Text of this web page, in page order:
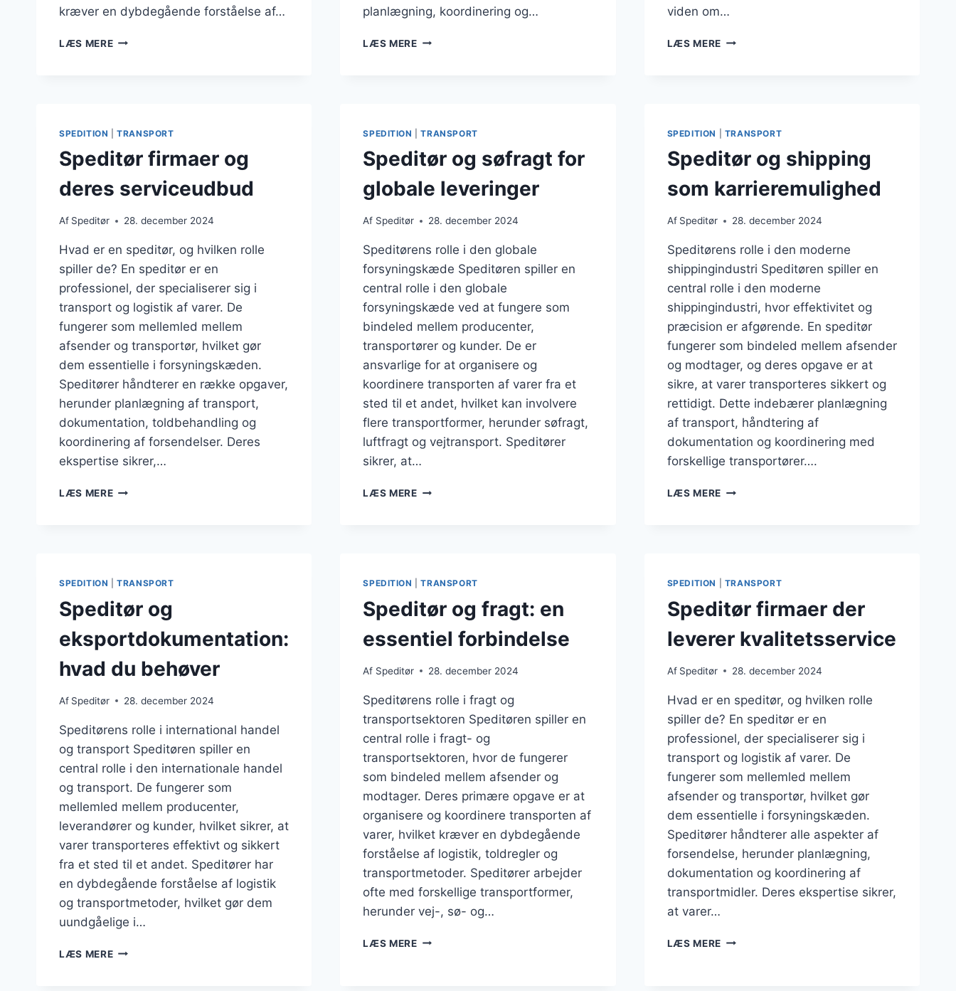
kræver en dybdegående forståelse af…
LÆS MERESPEDITØR
planlægning, koordinering og…
LÆS MERESPEDITØR
viden om…
LÆS MERE SPEDITØR
SPEDITION |TRANSPORT
Speditør firmaer og
deres serviceudbud
Af Speditør 28. december 2024
Hvad er en speditør, og hvilken rolle
spiller de? En speditør er en
professionel, der specialiserer sig i
transport og logistik af varer. De
fungerer som mellemled mellem
afsender og transportør, hvilket gør
dem essentielle i forsyningskæden.
Speditører håndterer en række opgaver,
herunder planlægning af transport,
dokumentation, toldbehandling og
koordinering af forsendelser. Deres
ekspertise sikrer,…
LÆS MERESPEDITØR
SPEDITION |TRANSPORT
Speditør og søfragt for
globale leveringer
Af Speditør 28. december 2024
Speditørens rolle i den globale
forsyningskæde Speditøren spiller en
central rolle i den globale
forsyningskæde ved at fungere som
bindeled mellem producenter,
transportører og kunder. De er
ansvarlige for at organisere og
koordinere transporten af varer fra et
sted til et andet, hvilket kan involvere
flere transportformer, herunder søfragt,
luftfragt og vejtransport. Speditører
sikrer, at…
LÆS MERESPEDITØR
SPEDITION TRANSPORT
Speditør og shipping
som karrieremulighed
Af Speditør 28. december 2024
Speditørens rolle i den moderne
shippingindustri Speditøren spiller en
central rolle i den moderne
shippingindustri, hvor effektivitet og
præcision er afgørende. En speditør
fungerer som bindeled mellem afsender
og modtager, og deres opgave er at
sikre, at varer transporteres sikkert og
rettidigt. Dette indebærer planlægning
af transport, håndtering af
dokumentation og koordinering med
forskellige transportører….
LÆS MERE SPEDITØR
SPEDITION |TRANSPORT
Speditør og
eksportdokumentation:
hvad du behøver
Af Speditør 28. december 2024
Speditørens rolle i international handel
og transport Speditøren spiller en
central rolle i den internationale handel
og transport. De fungerer som
mellemled mellem producenter,
leverandører og kunder, hvilket sikrer, at
varer transporteres effektivt og sikkert
fra et sted til et andet. Speditører har
en dybdegående forståelse af logistik
og transportmetoder, hvilket gør dem
uundgåelige i…
LÆS MERESPEDITØR
SPEDITION |TRANSPORT
Speditør og fragt: en
essentiel forbindelse
Af Speditør 28. december 2024
Speditørens rolle i fragt og
transportsektoren Speditøren spiller en
central rolle i fragt- og
transportsektoren, hvor de fungerer
som bindeled mellem afsender og
modtager. Deres primære opgave er at
organisere og koordinere transporten af
varer, hvilket kræver en dybdegående
forståelse af logistik, toldregler og
transportmetoder. Speditører arbejder
ofte med forskellige transportformer,
herunder vej-, sø- og…
LÆS MERESPEDITØR
SPEDITION TRANSPORT
Speditør firmaer der
leverer kvalitetsservice
Af Speditør 28. december 2024
Hvad er en speditør, og hvilken rolle
spiller de? En speditør er en
professionel, der specialiserer sig i
transport og logistik af varer. De
fungerer som mellemled mellem
afsender og transportør, hvilket gør
dem essentielle i forsyningskæden.
Speditører håndterer alle aspekter af
forsendelse, herunder planlægning,
dokumentation og koordinering af
transportmidler. Deres ekspertise sikrer,
at varer…
LÆS MERE SPEDITØR